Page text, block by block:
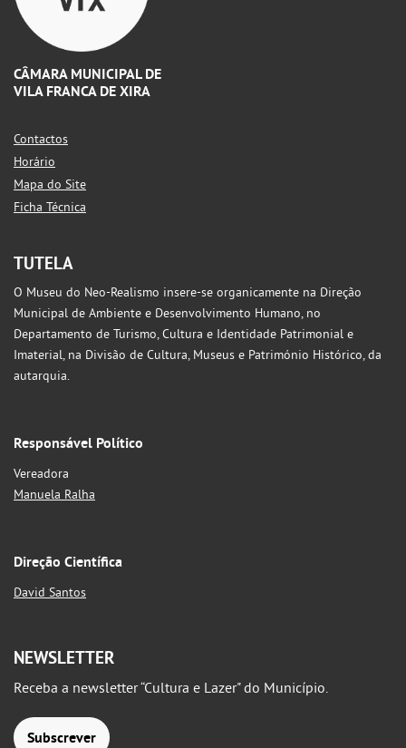
CÂMARA MUNICIPAL DE
VILA FRANCA DE XIRA
Contactos
Horário
Mapa do Site
Ficha Técnica
TUTELA
O Museu do Neo-Realismo insere-se organicamente na Direção
Municipal de Ambiente e Desenvolvimento Humano, no
Departamento de Turismo, Cultura e Identidade Patrimonial e
Imaterial, na Divisão de Cultura, Museus e Património Histórico, da
autarquia.
Responsável Político
Vereadora
Manuela Ralha
Direção Científica
David Santos
NEWSLETTER
Receba a newsletter “Cultura e Lazer" do Município.
Subscrever